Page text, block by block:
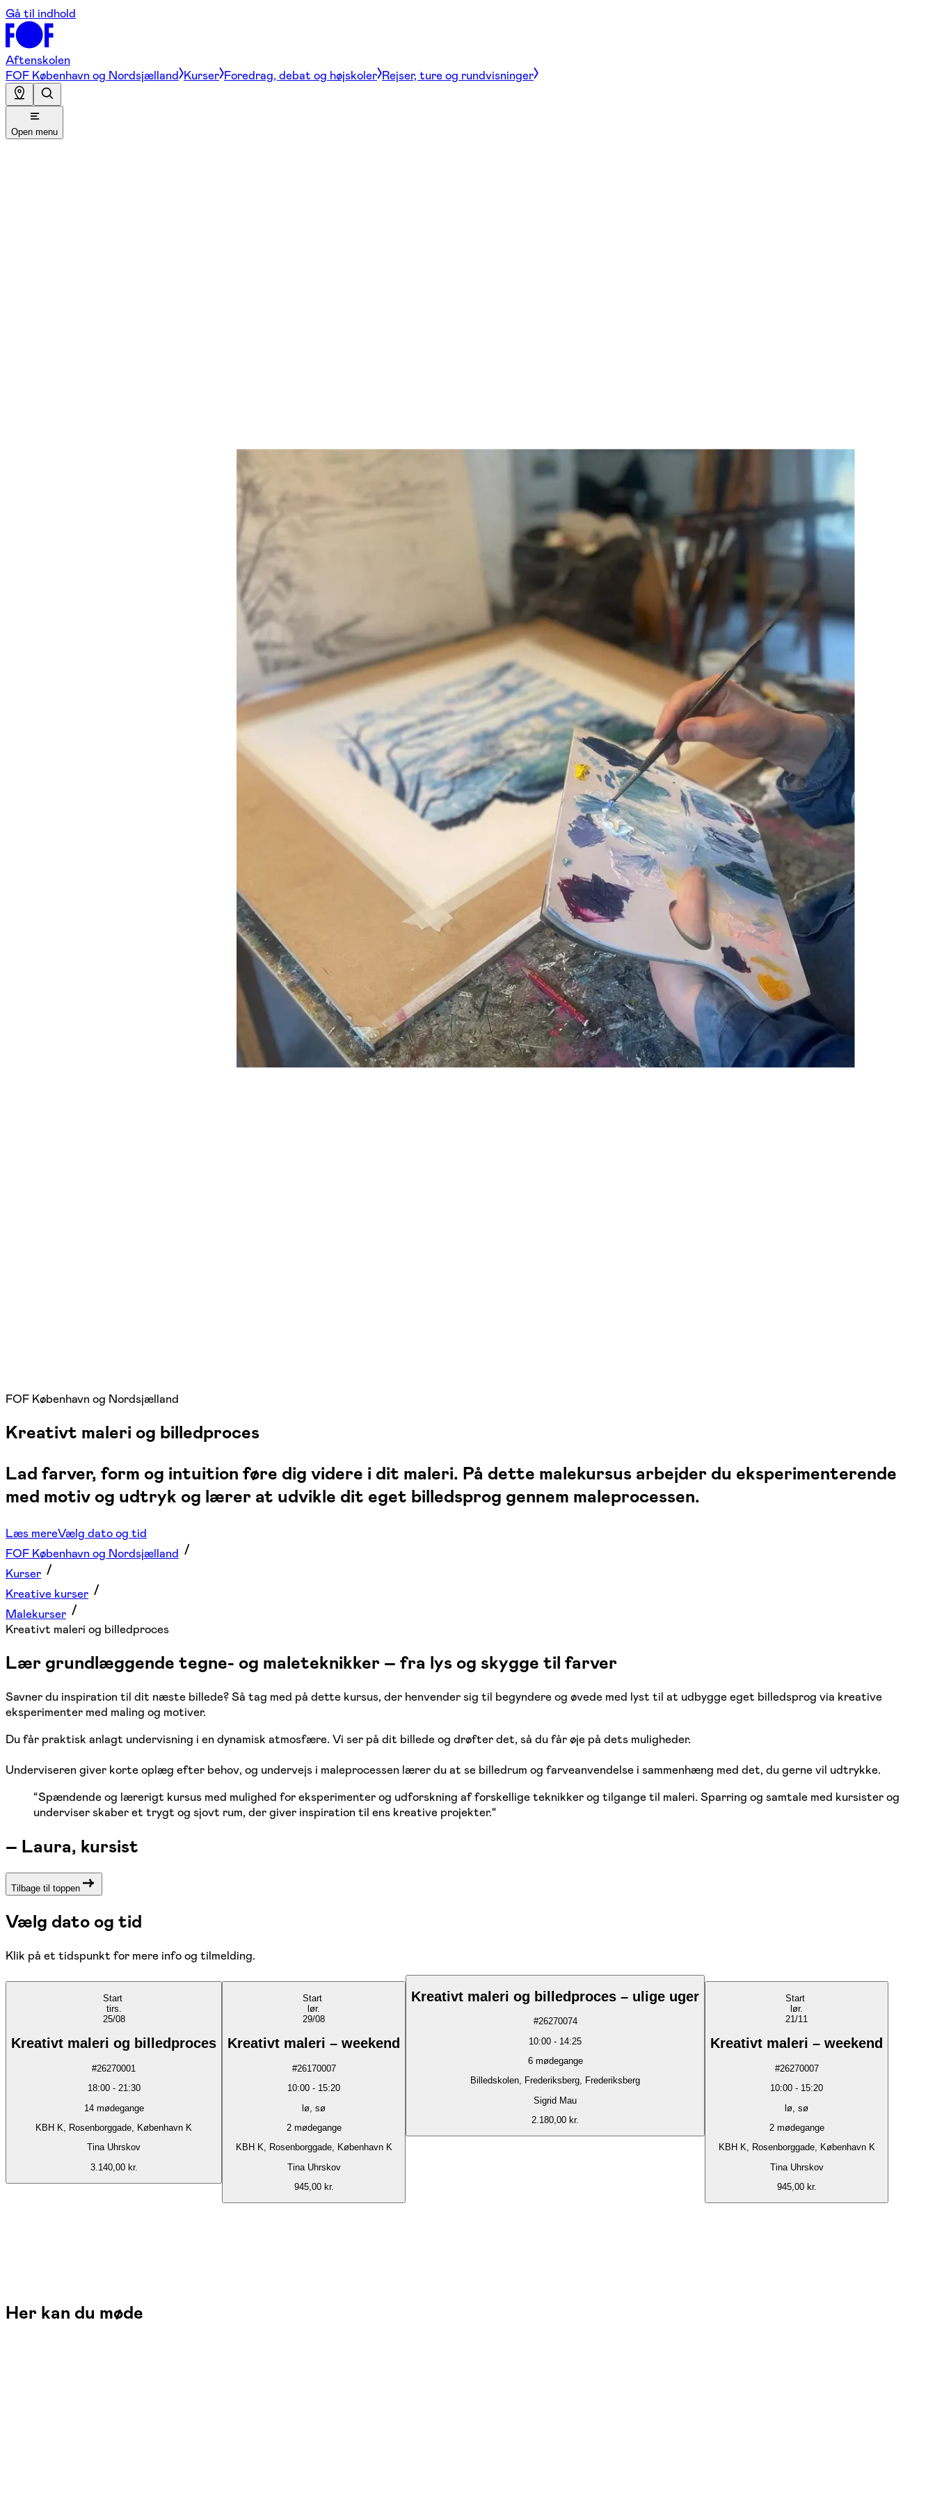
Gå til indhold
Aftenskolen
FOF København og Nordsjælland Kurser Foredrag, debat og højskoler Rejser, ture og rundvisninger
Open menu
FOF København og Nordsjælland
Kreativt maleri og billedproces
Lad farver, form og intuition føre dig videre i dit maleri. På dette malekursus arbejder du eksperimenterende
med motiv og udtryk og lærer at udvikle dit eget billedsprog gennem maleprocessen.
Læs mereVælg dato og tid
FOF København og Nordsjælland
Kurser
Kreative kurser
Malekurser
Kreativt maleri og billedproces
Lær grundlæggende tegne- og maleteknikker – fra lys og skygge til farver
Savner du inspiration til dit næste billede? Så tag med på dette kursus, der henvender sig til begyndere og øvede med lyst til at udbygge eget billedsprog via kreative
eksperimenter med maling og motiver.
Du får praktisk anlagt undervisning i en dynamisk atmosfære. Vi ser på dit billede og drøfter det, så du får øje på dets muligheder.
Underviseren giver korte oplæg efter behov, og undervejs i maleprocessen lærer du at se billedrum og farveanvendelse i sammenhæng med det, du gerne vil udtrykke.
“Spændende og lærerigt kursus med mulighed for eksperimenter og udforskning af forskellige teknikker og tilgange til maleri. Sparring og samtale med kursister og
underviser skaber et trygt og sjovt rum, der giver inspiration til ens kreative projekter.“
– Laura, kursist
Tilbage til toppen
Vælg dato og tid
Klik på et tidspunkt for mere info og tilmelding.
Start
tirs.
25/08
Kreativt maleri og billedproces
#26270001
18:00- 21:30
14 mødegange
KBH K, Rosenborggade, København K
Tina Uhrskov
3.140,00 kr.
Start
lør.
29/08
Kreativt maleri – weekend
#26170007
10:00 - 15:20
lø, sø
2 mødegange
KBH K, Rosenborggade, København K
Tina Uhrskov
945,00 kr.
Kreativt maleri og billedproces – ulige uger
#26270074
10:00 - 14:25
6 mødegange
Billedskolen, Frederiksberg, Frederiksberg
Sigrid Mau
2.180,00 kr.
Start
lør.
21/11
Kreativt maleri – weekend
#26270007
10:00 - 15:20
lø, sø
2 mødegange
KBH K, Rosenborggade, København K
Tina Uhrskov
945,00 kr.
Her kan du møde